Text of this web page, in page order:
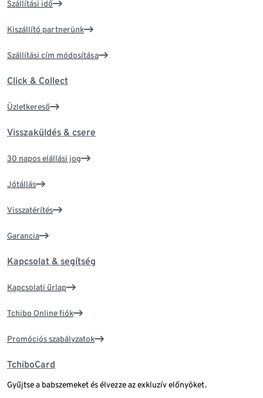
Szállítási idő
Kiszállító partnerünk
Szállítási cím módosítása
Click & Collect
Üzletkereső
Visszaküldés & csere
30 napos elállási jog
Jótállás
Visszatérítés
Garancia
Kapcsolat & segítség
Kapcsolati űrlap
Tchibo Online fiók
Promóciós szabályzatok
TchiboCard
Gyűjtse a babszemeket és élvezze az exkluzív előnyöket.